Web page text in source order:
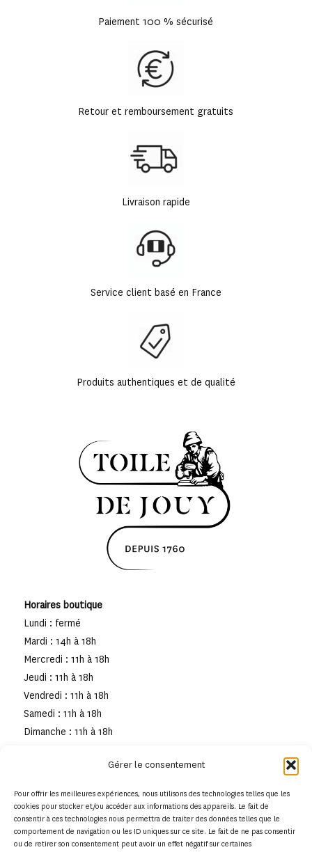
Gérer le consentement
Pour offrir les meilleures expériences, nous utilisons des technologies telles que les
cookies pour stocker et/ou accéder aux informations des appareils. Le fait de
consentir à ces technologies nous permettra de traiter des données telles que le
comportement de navigation ou les ID uniques sur ce site. Le fait de ne pas consentir
ou de retirer son consentement peut avoir un effet négatif sur certaines
Paiement 100 % sécurisé
Retour et remboursement gratuits
Livraison rapide
Service client basé en France
Produits authentiques et de qualité
Horaires boutique
Lundi : fermé
Mardi : 14h à 18h
Mercredi : 11h à 18h
Jeudi : 11h à 18h
Vendredi : 11h à 18h
Samedi : 11h à 18h
Dimanche : 11h à 18h